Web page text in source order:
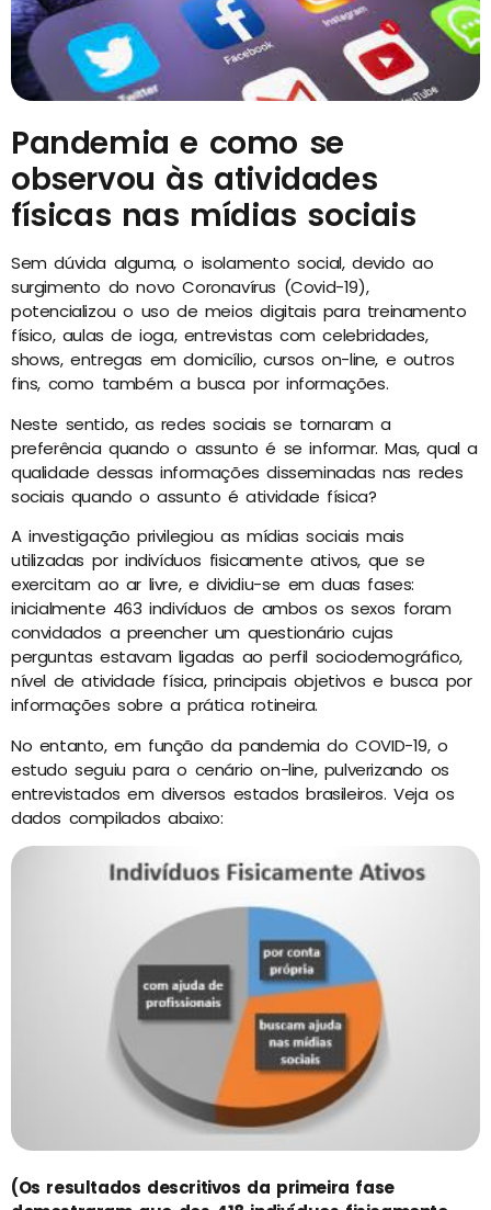
Pandemia e como se
observou às atividades
físicas nas mídias sociais
Sem dúvida alguma, o isolamento social, devido ao
surgimento do novo Coronavírus (Covid-19),
potencializou o uso de meios digitais para treinamento
físico, aulas de ioga, entrevistas com celebridades,
shows, entregas em domicílio, cursos on-line, e outros
fins, como também a busca por informações.
Neste sentido, as redes sociais se tornaram a
preferência quando o assunto é se informar. Mas, qual a
qualidade dessas informações disseminadas nas redes
sociais quando o assunto é atividade física?
A investigação privilegiou as mídias sociais mais
utilizadas por indivíduos fisicamente ativos, que se
exercitam ao ar livre, e dividiu-se em duas fases:
inicialmente 463 indivíduos de ambos os sexos foram
convidados a preencher um questionário cujas
perguntas estavam ligadas ao perfil sociodemográfico,
nível de atividade física, principais objetivos e busca por
informações sobre a prática rotineira.
No entanto, em função da pandemia do COVID-19, o
estudo seguiu para o cenário on-line, pulverizando os
entrevistados em diversos estados brasileiros. Veja os
dados compilados abaixo:
(Os resultados descritivos da primeira fase